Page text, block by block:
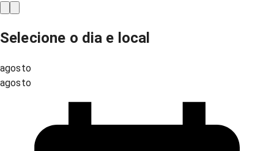
Selecione o dia e local
agosto
agosto